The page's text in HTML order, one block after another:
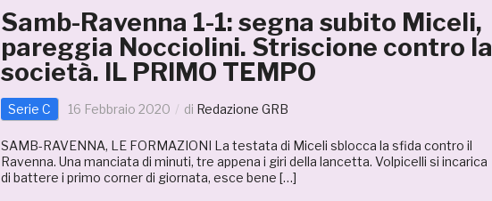
Samb-Ravenna 1-1: segna subito Miceli,
pareggia Nocciolini. Striscione contro la
società. IL PRIMO TEMPO
Serie C 16 Febbraio 2020 di Redazione GRB
SAMB-RAVENNA, LE FORMAZIONI La testata di Miceli sblocca la sfida contro il
Ravenna. Una manciata di minuti, tre appena i giri della lancetta. Volpicelli si incarica
di battere i primo corner di giornata, esce bene […]